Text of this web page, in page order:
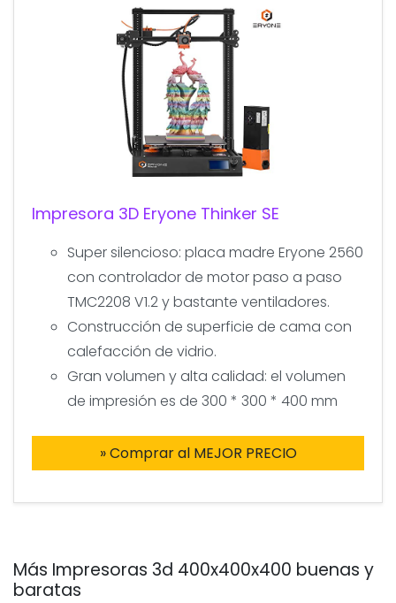
Impresora 3D Eryone Thinker SE
Super silencioso: placa madre Eryone 2560
con controlador de motor paso a paso
TMC2208 V1.2 y bastante ventiladores.
Construcción de superficie de cama con
calefacción de vidrio.
Gran volumen y alta calidad: el volumen
de impresión es de 300 * 300 * 400 mm
» Comprar al MEJOR PRECIO
Más Impresoras 3d 400x400x400 buenas y
baratas